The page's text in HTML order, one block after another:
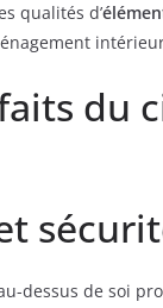
qualités d’
du
dessus de soi